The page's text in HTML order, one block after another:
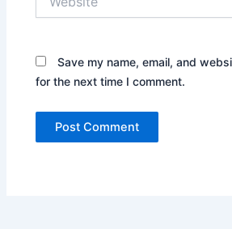
Save my name, email, and
for the next time I comment.